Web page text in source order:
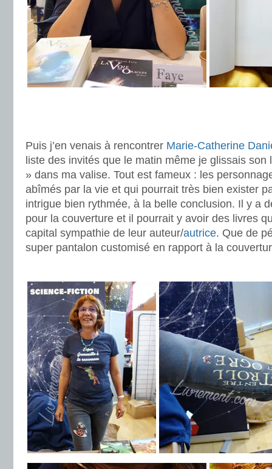
Puis j’en venais à rencontrer Marie-Catherine
liste des invités que le matin même je glissais
» dans ma valise. Tout est fameux : les
abîmés par la vie et qui pourrait très bien exister
intrigue bien rythmée, à la belle conclusion. Il y a
pour la couverture et il pourrait y avoir des livres
capital sympathie de leur auteur/autrice. Que de
super pantalon customisé en rapport à la